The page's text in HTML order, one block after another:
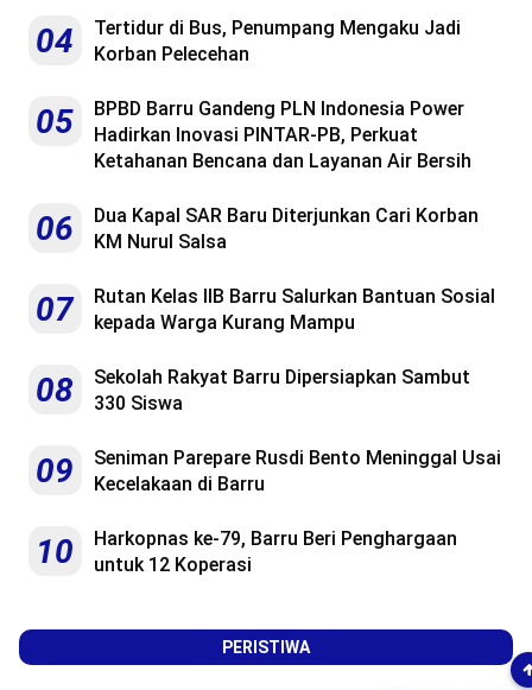
04
Tertidur di Bus, Penumpang Mengaku Jadi
Korban Pelecehan
05
BPBD Barru Gandeng PLN Indonesia Power
Hadirkan Inovasi PINTAR-PB, Perkuat
Ketahanan Bencana dan Layanan Air Bersih
06
Dua Kapal SAR Baru Diterjunkan Cari Korban
KM Nurul Salsa
07
Rutan Kelas IIB Barru Salurkan Bantuan Sosial
kepada Warga Kurang Mampu
08
Sekolah Rakyat Barru Dipersiapkan Sambut
330 Siswa
09
Seniman Parepare Rusdi Bento Meninggal Usai
Kecelakaan di Barru
10
Harkopnas ke-79, Barru Beri Penghargaan
untuk 12 Koperasi
PERISTIWA